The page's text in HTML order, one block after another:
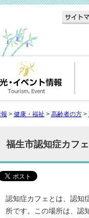
> 健康・福祉 > 高齢者の方>
福生市認知症カフ
認知症カフェとは、認知
所です。この場所は、認